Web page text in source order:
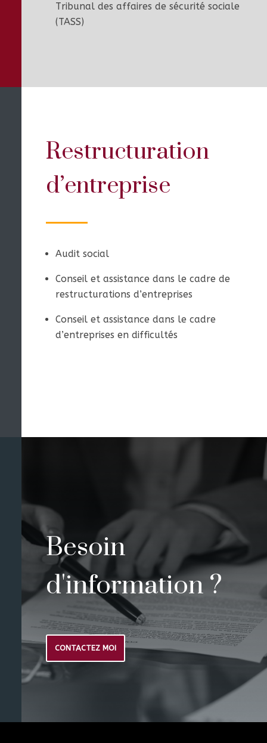
Tribunal des affaires de sécurité sociale
(TASS)
Restructuration
d’entreprise
Audit social
Conseil et assistance dans le cadre de
restructurations d’entreprises
Conseil et assistance dans le cadre
d’entreprises en difficultés
Besoin
d'information ?
CONTACTEZ MOI